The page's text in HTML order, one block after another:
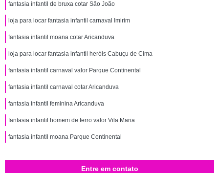
fantasia infantil de bruxa cotar São João
loja para locar fantasia infantil carnaval Imirim
fantasia infantil moana cotar Aricanduva
loja para locar fantasia infantil heróis Cabuçu de Cima
fantasia infantil carnaval valor Parque Continental
fantasia infantil carnaval cotar Aricanduva
fantasia infantil feminina Aricanduva
fantasia infantil homem de ferro valor Vila Maria
fantasia infantil moana Parque Continental
Entre em contato